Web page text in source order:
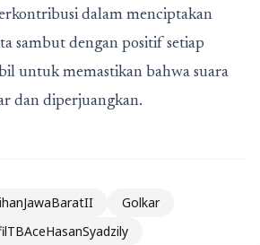
dalam menciptakan
sambut dengan positif setiap
untuk memastikan bahwa suara
dan diperjuangkan.
Golkar